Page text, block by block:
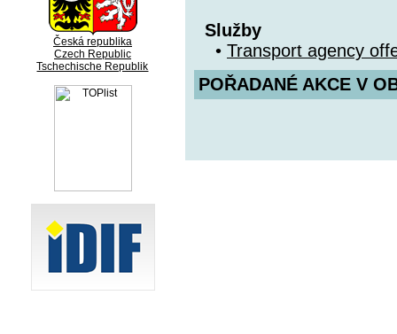
Česká republika
Czech Republic
Tschechische Republik
Služby
• Transport agency
POŘADANÉ AKCE V